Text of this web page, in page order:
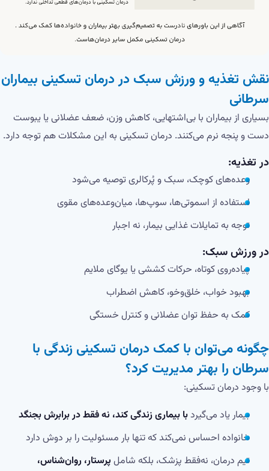
نقش تغذیه و ورزش سبک در درمان تسکینی بیماران
سرطانی
بسیاری از بیماران با بی‌اشتهایی، کاهش وزن، ضعف عضلانی یا یبوست
دست و پنجه نرم می‌کنند. درمان تسکینی به این مشکلات هم توجه دارد.
در تغذیه:
وعده‌های کوچک، سبک و پُرکالری توصیه می‌شود
استفاده از اسموتی‌ها، سوپ‌ها، میان‌وعده‌های مقوی
توجه به تمایلات غذایی بیمار، نه اجبار
در ورزش سبک:
پیاده‌روی کوتاه، حرکات کششی یا یوگای ملایم
بهبود خواب، خلق‌وخو، کاهش اضطراب
کمک به حفظ توان عضلانی و کنترل خستگی
چگونه می‌توان با کمک درمان تسکینی زندگی با
سرطان را بهتر مدیریت کرد؟
با وجود درمان تسکینی:
بیمار یاد می‌گیردبا بیماری زندگی کند، نه فقط در برابرش بجنگد
خانواده احساس نمی‌کند که تنها بار مسئولیت را بر دوش دارد
تیم درمان، نه‌فقط پزشک، بلکه شامل پرستار، روان‌شناس،